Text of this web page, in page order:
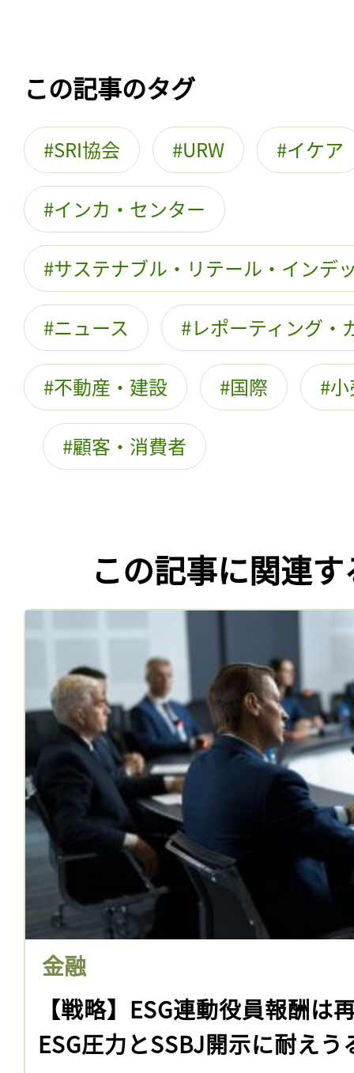
この記事のタグ
SRI協会 URW イケア
インカ・センター
サステナブル・リテール・インデ
ニュース レポーティング・
不動産・建設 国際
顧客・消費者
この記事に関連
金融
【戦略】ESG連動役員報酬は
ESG圧力とSSBJ開示に耐え